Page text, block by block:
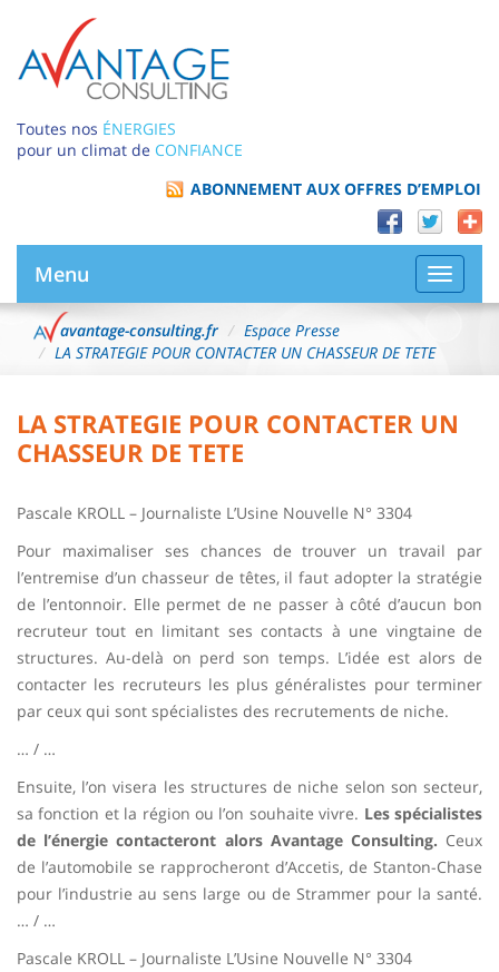
Toutes nos ÉNERGIES
pour un climat de CONFIANCE
ABONNEMENT AUX OFFRES D’EMPLOI
la
Menu
avantage-consulting.fr
Espace Presse
LA STRATEGIE POUR CONTACTER UN CHASSEUR DE TETE
LA STRATEGIE POUR CONTACTER UN
CHASSEUR DE TETE
Pascale KROLL – Journaliste L’Usine Nouvelle N° 3304
Pour maximaliser ses chances de trouver un travail par
l’entremise d’un chasseur de têtes, il faut adopter la stratégie
de l’entonnoir. Elle permet de ne passer à côté d’aucun bon
recruteur tout en limitant ses contacts à une vingtaine de
structures. Au-delà on perd son temps. L’idée est alors de
contacter les recruteurs les plus généralistes pour terminer
par ceux qui sont spécialistes des recrutements de niche.
… / …
Ensuite, l’on visera les structures de niche selon son secteur,
sa fonction et la région ou l’on souhaite vivre. Les spécialistes
de l’énergie contacteront alors Avantage Consulting. Ceux
de l’automobile se rapprocheront d’Accetis, de Stanton-Chase
pour l’industrie au sens large ou de Strammer pour la santé.
… / …
Pascale KROLL – Journaliste L’Usine Nouvelle N° 3304